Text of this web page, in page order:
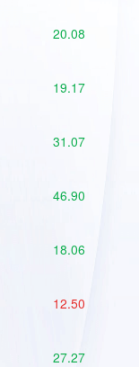
20.08
19.17
31.07
46.90
18.06
12.50
27.27